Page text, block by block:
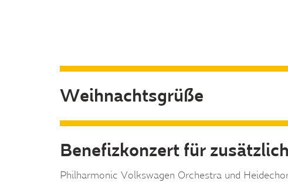
Weihnachtsgrüße
Benefizkonzert für
Philharmonic Volkswagen Orchestra und